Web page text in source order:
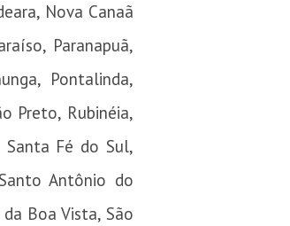
Nova Canaã
Paranapuã,
Pontalinda,
Preto, Rubinéia,
Santa Fé do Sul,
Antônio do
Boa Vista, São